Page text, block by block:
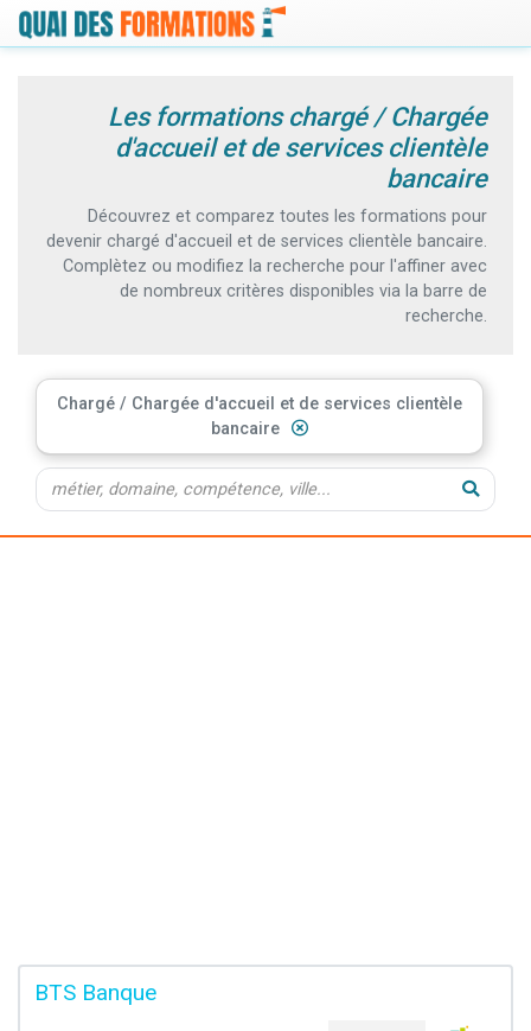
Les formations chargé / Chargée
d'accueil et de services clientèle
bancaire
Découvrez et comparez toutes les formations pour
devenir chargé d'accueil et de services clientèle bancaire.
Complètez ou modifiez la recherche pour l'affiner avec
de nombreux critères disponibles via la barre de
recherche.
Chargé / Chargée d'accueil et de services clientèle
bancaire
BTS Banque